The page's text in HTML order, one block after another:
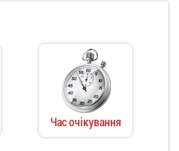
Час очікування